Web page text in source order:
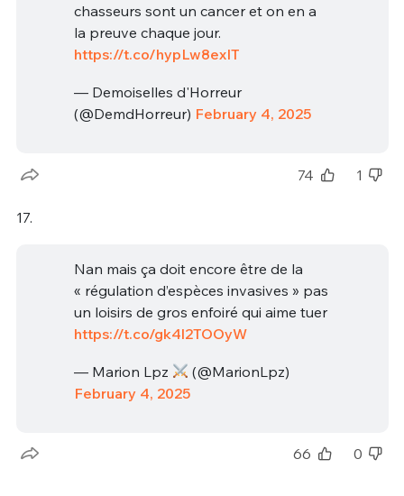
chasseurs sont un cancer et on en a
la preuve chaque jour.
https://t.co/hypLw8exIT
— Demoiselles d'Horreur
(@DemdHorreur) February 4, 2025
74 1
17.
Nan mais ça doit encore être de la
« régulation d’espèces invasives » pas
un loisirs de gros enfoiré qui aime tuer
https://t.co/gk4l2TOOyW
— Marion Lpz
(@MarionLpz)
February 4, 2025
66 0